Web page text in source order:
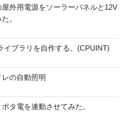
外用電源をソーラーパネルと12V
。
イブラリを自作する。(CPUINT)
の自動照明
タ電を連動させてみた。